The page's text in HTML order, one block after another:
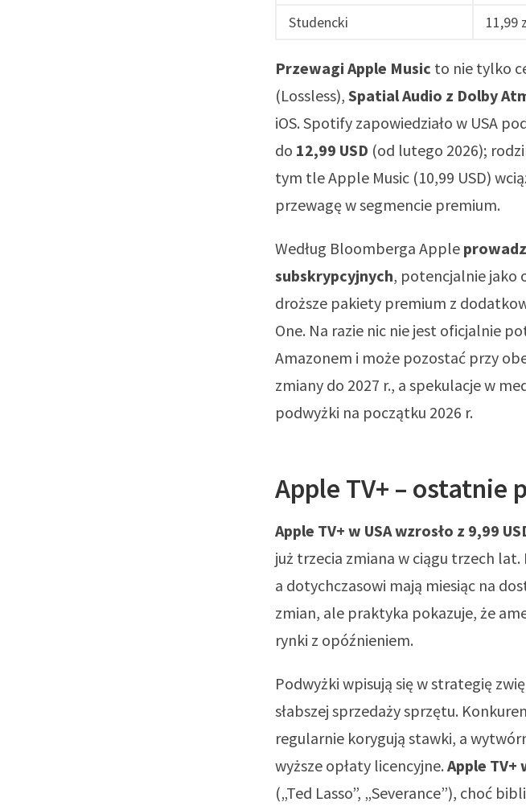
Studencki
11,99
Przewagi Apple Music to nie tylko
(Lossless), Spatial Audio z Dolby
iOS. Spotify zapowiedziało w USA
do 12,99 USD (od lutego 2026);
tym tle Apple Music (10,99 USD)
przewagę w segmencie premium.
Według Bloomberga Apple
subskrypcyjnych, potencjalnie jako
droższe pakiety premium z
One. Na razie nic nie jest oficjalnie
Amazonem i może pozostać przy
zmiany do 2027 r., a spekulacje w
podwyżki na początku 2026 r.
Apple TV+ – ostatnie
Apple TV+ w USA wzrosło z 9,99
już trzecia zmiana w ciągu trzech
a dotychczasowi mają miesiąc na
zmian, ale praktyka pokazuje, że
rynki z opóźnieniem.
Podwyżki wpisują się w strategię
słabszej sprzedaży sprzętu.
regularnie korygują stawki, a
wyższe opłaty licencyjne. Apple
(„Ted Lasso”, „Severance”), choć